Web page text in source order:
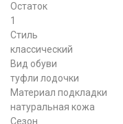
Остаток
1
Стиль
классический
Вид обуви
туфли лодочки
Материал подкладки
натуральная кожа
Сезон